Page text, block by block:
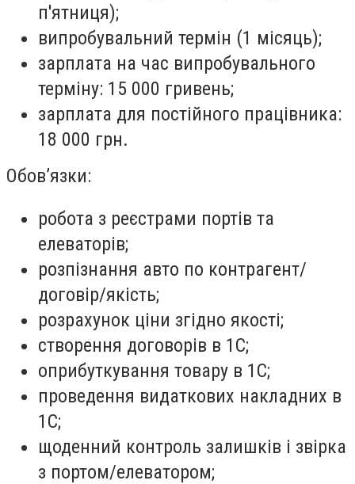
п'ятниця);
випробувальний термін (1 місяць);
зарплата на час випробувального
терміну: 15 000 гривень;
зарплата для постійного працівника:
18 000 грн.
Обов’язки:
робота з реєстрами портів та
елеваторів;
розпізнання авто по контрагент/
договір/якість;
розрахунок ціни згідно якості;
створення договорів в 1С;
оприбуткування товару в 1С;
проведення видаткових накладних в
1С;
щоденний контроль залишків і звірка
з портом/елеватором;